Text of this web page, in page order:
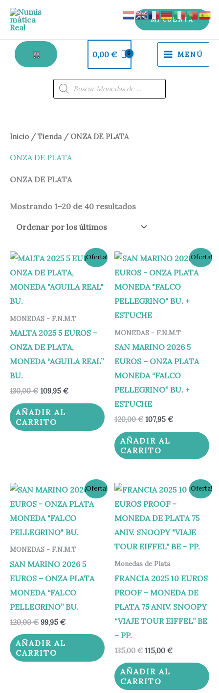
MI CUENTA
0,00 € MENÚ
Búsqueda
de
productos
Inicio /Tienda/ ONZA DE PLATA
ONZA DE PLATA
ONZA DE PLATA
Mostrando 1–20 de 40 resultados
¡Oferta!
MONEDAS - F.N.M.T
MALTA 2025 5 EUROS –
ONZA DE PLATA,
MONEDA “AGUILA REAL”
BU.
130,00€
El
precio
original
era:
130,00 €.
109,95 €
El
precio
actual
es:
109,95 €.
AÑADIR AL
CARRITO
¡Oferta!
MONEDAS - F.N.M.T
SAN MARINO 2026 5
EUROS – ONZA PLATA
MONEDA “FALCO
PELLEGRINO” BU. +
ESTUCHE
120,00€
El
precio
original
era:
120,00 €.
107,95 €
El
precio
actual
es:
107,95 €.
AÑADIR AL
CARRITO
¡Oferta!
MONEDAS - F.N.M.T
SAN MARINO 2026 5
EUROS – ONZA PLATA
MONEDA “FALCO
PELLEGRINO” BU.
120,00€
El
precio
original
120,00 €.
99,95 €
El
precio
actual
99,95 €.
AÑADIR AL
CARRITO
¡Oferta!
Monedas de Plata
FRANCIA 2025 10 EUROS
PROOF – MONEDA DE
PLATA 75 ANIV. SNOOPY
“VIAJE TOUR EIFFEL” BE
– PP.
135,00€
El
precio
original
135,00 €.
115,00 €
El
precio
actual
115,00 €.
AÑADIR AL
CARRITO